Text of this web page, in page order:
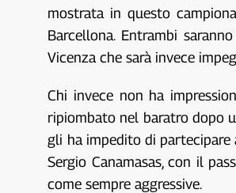
mostrata in questo
Barcellona. Entrambi
Vicenza che sarà invece
Chi invece non ha
ripiombato nel baratro dopo
gli ha impedito di
Sergio Canamasas, con il
come sempre aggressive.